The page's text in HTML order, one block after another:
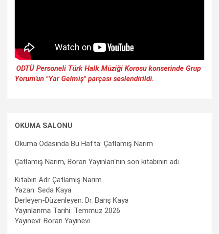
ODTÜ Personeli Türk Halk Müziği Korosu konserinde Grup
Yorum'un "Yar Gelmiş" parçası seslendirildi.
OKUMA SALONU
Okuma Odasında Bu Hafta: Çatlamış Narım
Çatlamış Narım, Boran Yayınları'nın son kitabının adı.
Kitabın Adı: Çatlamış Narım
Yazan: Seda Kaya
Derleyen-Düzenleyen: Dr. Barış Kaya
Yayınlanma Tarihi: Temmuz 2026
Yayınevi: Boran Yayınevi